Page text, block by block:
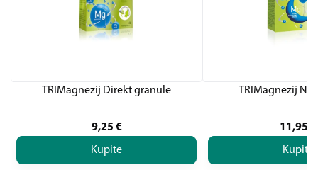
TRIMagnezij Direkt granule
9,25 €
Kupite
TRIMagnezij
11,95
Kupite